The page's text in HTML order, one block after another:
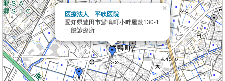
医療法人 平吹医院
愛知県豊田市鴛鴨町小畔屋敷130-1
一般診療所
×